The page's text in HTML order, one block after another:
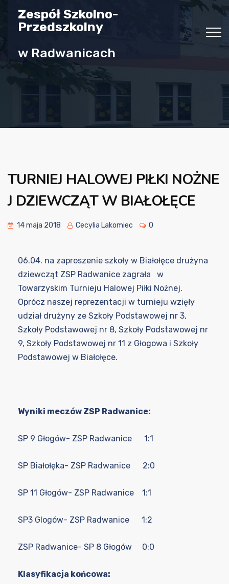
Zespół Szkolno-
Przedszkolny
w Radwanicach
TURNIEJ HALOWEJ PIŁKI NOŻNE
J DZIEWCZĄT W BIAŁOŁĘCE
14 maja 2018 Cecylia Lakomiec 0
06.04. na zaproszenie szkoły w Białołęce drużyna
dziewcząt ZSP Radwanice zagrała w
Towarzyskim Turnieju Halowej Piłki Nożnej.
Oprócz naszej reprezentacji w turnieju wzięły
udział drużyny ze Szkoły Podstawowej nr 3,
Szkoły Podstawowej nr 8, Szkoły Podstawowej nr
9, Szkoły Podstawowej nr 11 z Głogowa i Szkoły
Podstawowej w Białołęce.
Wyniki meczów ZSP Radwanice:
SP 9 Głogów- ZSP Radwanice 1:1
SP Białołęka- ZSP Radwanice 2:0
SP 11 Głogów- ZSP Radwanice 1:1
SP3 Glogów- ZSP Radwanice 1:2
ZSP Radwanice- SP 8 Głogów 0:0
Klasyfikacja końcowa: